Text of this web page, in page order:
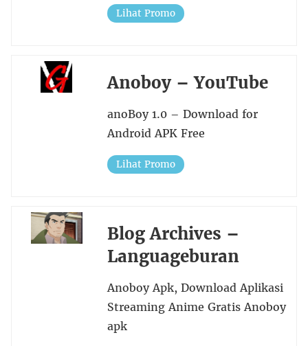
Lihat Promo
Anoboy – YouTube
anoBoy 1.0 – Download for
Android APK Free
Lihat Promo
Blog Archives –
Languageburan
Anoboy Apk, Download Aplikasi
Streaming Anime Gratis Anoboy
apk